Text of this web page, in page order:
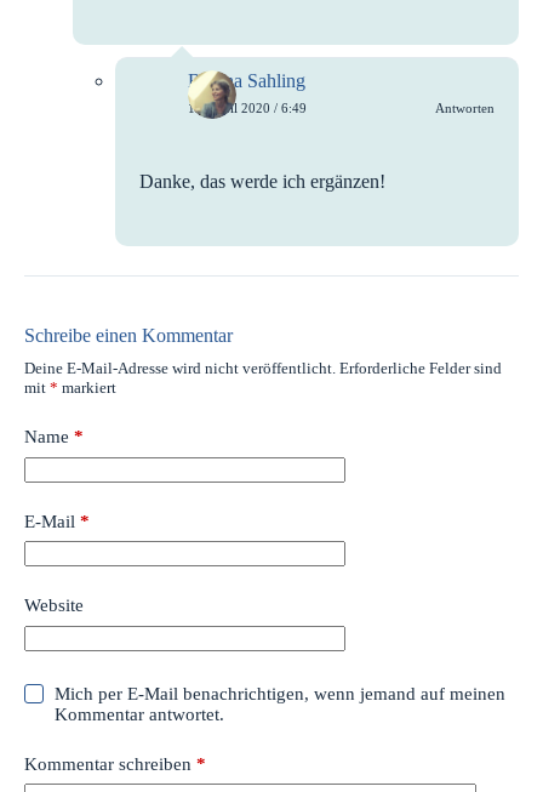
Bettina Sahling
17. April 2020 / 6:49 Antworten
Danke, das werde ich ergänzen!
Schreibe einen Kommentar
Deine E-Mail-Adresse wird nicht veröffentlicht. Erforderliche Felder sind
mit * markiert
Name *
E-Mail *
Website
Mich per E-Mail benachrichtigen, wenn jemand auf meinen
Kommentar antwortet.
Kommentar schreiben *